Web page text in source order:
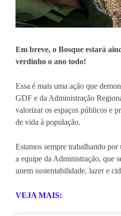
Em breve, o Bosque estará
verdinho o ano todo!
Essa é mais uma ação que
GDF e da Administração
valorizar os espaços públicos e
de vida à população.
Estamos sempre trabalhando
a equipe da Administração, que
unem sustentabilidade, lazer e
VEJA MAIS: